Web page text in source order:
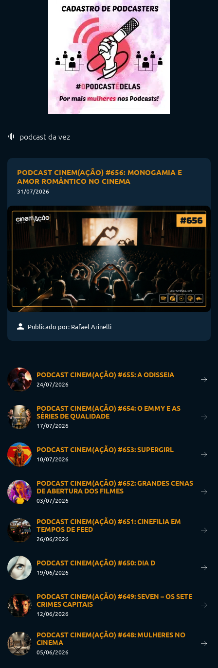
podcast da vez
PODCAST CINEM(AÇÃO) #656: MONOGAMIA E
AMOR ROMÂNTICO NO CINEMA
31/07/2026
Publicado por: Rafael Arinelli
PODCAST CINEM(AÇÃO) #655: A ODISSEIA
24/07/2026
PODCAST CINEM(AÇÃO) #654: O EMMY E AS
SÉRIES DE QUALIDADE
17/07/2026
PODCAST CINEM(AÇÃO) #653: SUPERGIRL
10/07/2026
PODCAST CINEM(AÇÃO) #652: GRANDES CENAS
DE ABERTURA DOS FILMES
03/07/2026
PODCAST CINEM(AÇÃO) #651: CINEFILIA EM
TEMPOS DE FEED
26/06/2026
PODCAST CINEM(AÇÃO) #650: DIA D
19/06/2026
PODCAST CINEM(AÇÃO) #649: SEVEN – OS SETE
CRIMES CAPITAIS
12/06/2026
PODCAST CINEM(AÇÃO) #648: MULHERES NO
CINEMA
05/06/2026